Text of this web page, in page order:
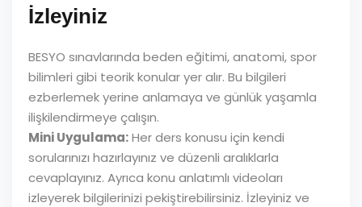
İzleyiniz
BESYO sınavlarında beden eğitimi, anatomi, spor
bilimleri gibi teorik konular yer alır. Bu bilgileri
ezberlemek yerine anlamaya ve günlük yaşamla
ilişkilendirmeye çalışın.
Mini Uygulama:Her ders konusu için kendi
sorularınızı hazırlayınız ve düzenli aralıklarla
cevaplayınız. Ayrıca konu anlatımlı videoları
izleyerek bilgilerinizi pekiştirebilirsiniz. İzleyiniz ve